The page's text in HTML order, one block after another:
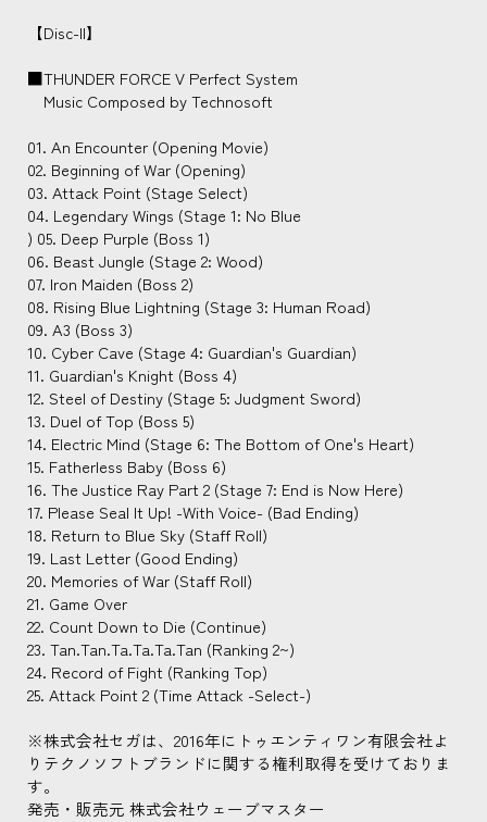
【Disc-II】
■THUNDER FORCE V Perfect System
Music Composed by Technosoft
01. An Encounter (Opening Movie)
02. Beginning of War (Opening)
03. Attack Point (Stage Select)
04. Legendary Wings (Stage 1: No Blue
) 05. Deep Purple (Boss 1)
06. Beast Jungle (Stage 2: Wood)
07. Iron Maiden (Boss 2)
08. Rising Blue Lightning (Stage 3: Human Road)
09. A3 (Boss 3)
10. Cyber Cave (Stage 4: Guardian's Guardian)
11. Guardian's Knight (Boss 4)
12. Steel of Destiny (Stage 5: Judgment Sword)
13. Duel of Top (Boss 5)
14. Electric Mind (Stage 6: The Bottom of One's Heart)
15. Fatherless Baby (Boss 6)
16. The Justice Ray Part 2 (Stage 7: End is Now Here)
17. Please Seal It Up! -With Voice- (Bad Ending)
18. Return to Blue Sky (Staff Roll)
19. Last Letter (Good Ending)
20. Memories of War (Staff Roll)
21. Game Over
22. Count Down to Die (Continue)
23. Tan.Tan.Ta.Ta.Ta.Tan (Ranking 2~)
24. Record of Fight (Ranking Top)
25. Attack Point 2 (Time Attack -Select-)
※株式会社セガは、2016年にトゥエンティワン有限会社よ
りテクノソフトブランドに関する権利取得を受けておりま
す。
発売・販売元 株式会社ウェーブマスター